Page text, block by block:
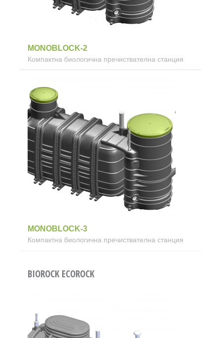
MONOBLOCK-2
Компактна биологична пречиствателна станция
MONOBLOCK-3
Компактна биологична пречиствателна станция
BIOROCK ECOROCK